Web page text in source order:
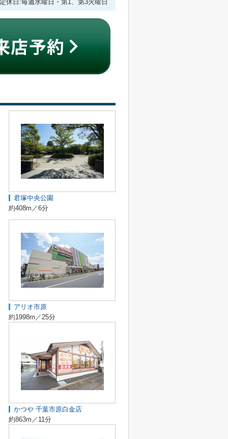
休日:毎週水曜日・第1、第3火曜日
君塚中央公園
約408m／6分
アリオ市原
約1998m／25分
かつや 千葉市原白金店
約863m／11分